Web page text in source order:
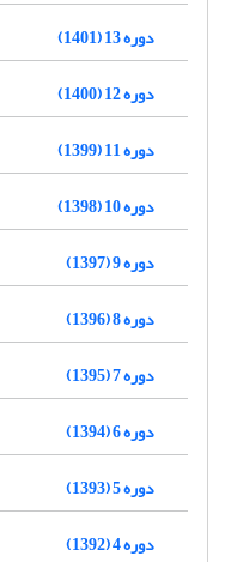
دوره 13 (1401)
دوره 12 (1400)
دوره 11 (1399)
دوره 10 (1398)
دوره 9 (1397)
دوره 8 (1396)
دوره 7 (1395)
دوره 6 (1394)
دوره 5 (1393)
دوره 4 (1392)